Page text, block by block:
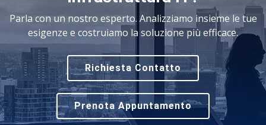
Parla con un nostro esperto. Analizziamo insieme le tue
esigenze e costruiamo la soluzione più efficace.
Richiesta Contatto
Prenota Appuntamento